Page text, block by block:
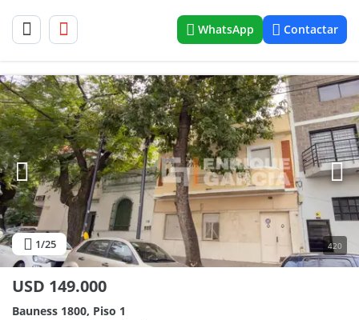
WhatsApp Contactar
1/25 420
USD 149.000
Bauness 1800, Piso 1